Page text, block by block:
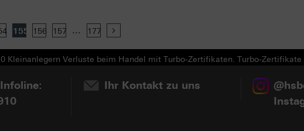
155 156 157 ... 177
Kleinanlegern Verluste beim Handel mit Turbo-Zertifikaten. Turbo-
Ihr Kontakt zu uns